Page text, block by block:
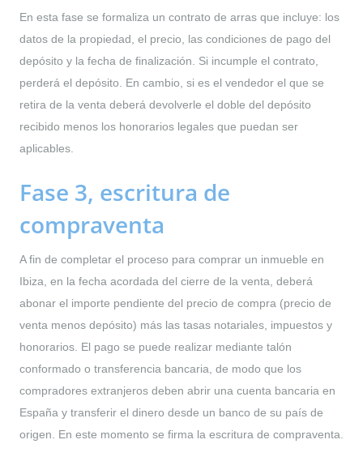
En esta fase se formaliza un contrato de arras que incluye: los
datos de la propiedad, el precio, las condiciones de pago del
depósito y la fecha de finalización. Si incumple el contrato,
perderá el depósito. En cambio, si es el vendedor el que se
retira de la venta deberá devolverle el doble del depósito
recibido menos los honorarios legales que puedan ser
aplicables.
Fase 3, escritura de
compraventa
A fin de completar el proceso para comprar un inmueble en
Ibiza, en la fecha acordada del cierre de la venta, deberá
abonar el importe pendiente del precio de compra (precio de
venta menos depósito) más las tasas notariales, impuestos y
honorarios. El pago se puede realizar mediante talón
conformado o transferencia bancaria, de modo que los
compradores extranjeros deben abrir una cuenta bancaria en
España y transferir el dinero desde un banco de su país de
origen. En este momento se firma la escritura de compraventa.